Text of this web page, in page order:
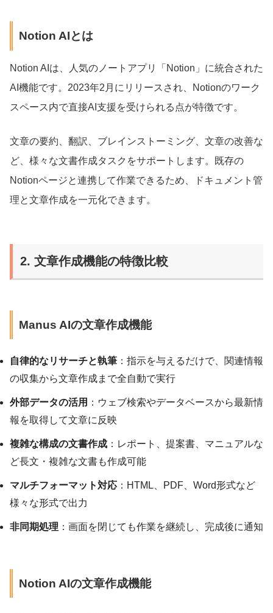
Notion AIとは
Notion AIは、人気のノートアプリ「Notion」に統合された
AI機能です。2023年2月にリリースされ、Notionのワーク
スペース内で直接AI支援を受けられる点が特徴です。
文章の要約、翻訳、ブレインストーミング、文章の改善な
ど、様々な文書作成タスクをサポートします。既存の
Notionページと連携して作業できるため、ドキュメント管
理と文章作成を一元化できます。
2. 文章作成機能の特徴比較
Manus AIの文章作成機能
自律的なリサーチと執筆 ：指示を与えるだけで、関連情報
の収集から文章作成まで全自動で実行
外部データの活用 ：ウェブ検索やデータベースから最新情
報を取得して文章に反映
複雑な構成の文書作成 ：レポート、提案書、マニュアルな
ど長文・複雑な文書も作成可能
マルチフォーマット対応 ：HTML、PDF、Word形式など
様々な形式で出力
非同期処理 ：画面を閉じても作業を継続し、完成後に通知
Notion AIの文章作成機能